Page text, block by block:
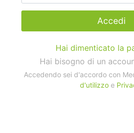
Accedi
Hai dimenticato la
Hai bisogno di un
Accedendo sei d'accordo con
d'utilizzoe